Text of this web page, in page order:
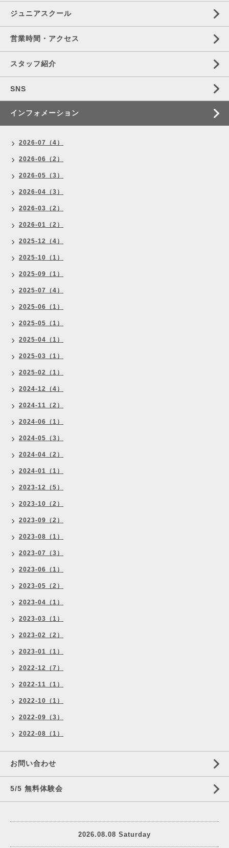
ジュニアスクール
営業時間・アクセス
スタッフ紹介
SNS
インフォメーション
2026-07（4）
2026-06（2）
2026-05（3）
2026-04（3）
2026-03（2）
2026-01（2）
2025-12（4）
2025-10（1）
2025-09（1）
2025-07（4）
2025-06（1）
2025-05（1）
2025-04（1）
2025-03（1）
2025-02（1）
2024-12（4）
2024-11（2）
2024-06（1）
2024-05（3）
2024-04（2）
2024-01（1）
2023-12（5）
2023-10（2）
2023-09（2）
2023-08（1）
2023-07（3）
2023-06（1）
2023-05（2）
2023-04（1）
2023-03（1）
2023-02（2）
2023-01（1）
2022-12（7）
2022-11（1）
2022-10（1）
2022-09（3）
2022-08（1）
お問い合わせ
5/5 無料体験会
2026.08.08 Saturday